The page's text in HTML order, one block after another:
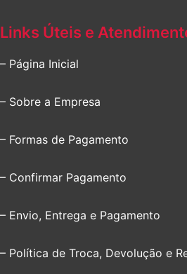
Links Úteis e
– Página Inicial
– Sobre a Empresa
– Formas de Pagamento
– Confirmar Pagamento
– Envio, Entrega e Pagamento
– Política de Troca, Devolução e